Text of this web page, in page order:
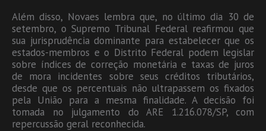
Além disso, Novaes lembra que, no último dia 30 de
setembro, o Supremo Tribunal Federal reafirmou que
sua jurisprudência dominante para estabelecer que os
estados-membros e o Distrito Federal podem legislar
sobre índices de correção monetária e taxas de juros
de mora incidentes sobre seus créditos tributários,
desde que os percentuais não ultrapassem os fixados
pela União para a mesma finalidade. A decisão foi
tomada no julgamento do ARE 1.216.078/SP, com
repercussão geral reconhecida.